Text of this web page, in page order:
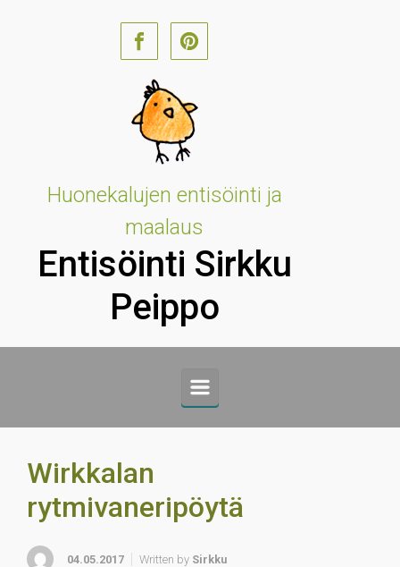
Skip to main content
Huonekalujen entisöinti ja
maalaus
Entisöinti Sirkku
Peippo
Wirkkalan
rytmivaneripöytä
04.05.2017 Written by Sirkku